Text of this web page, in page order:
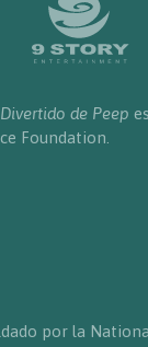
de Peep es
Foundation.
por la